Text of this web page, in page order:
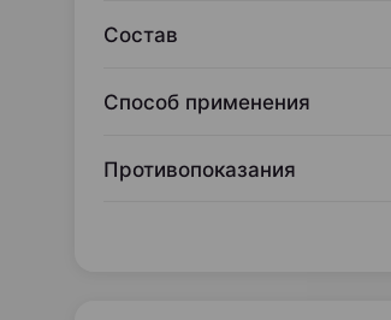
Состав
Способ применения
Противопоказания